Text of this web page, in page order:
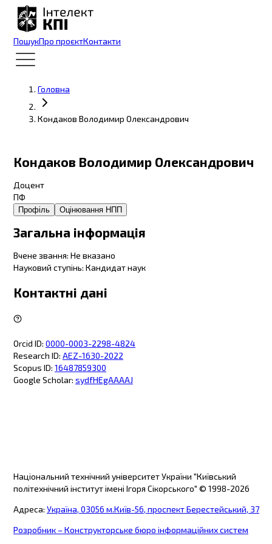
ПошукПро проєктКонтакти
Головна
Кондаков Володимир Олександрович
Кондаков Володимир Олександрович
Доцент
ПФ
Профіль Оцінювання НПП
Загальна інформація
Вчене звання: Не вказано
Науковий ступінь: Кандидат наук
Контактні дані
Orcid ID: 0000-0003-2298-4824
Research ID: AEZ-1630-2022
Scopus ID: 16487859300
Google Scholar: sydfHEgAAAAJ
Національний технічний університет України "Київський
політехнічний інститут імені Ігоря Сікорського" © 1998-2026
Адреса: Україна, 03056 м.Київ-56, проспект Берестейський, 37
Розробник – Конструкторське бюро інформаційних систем